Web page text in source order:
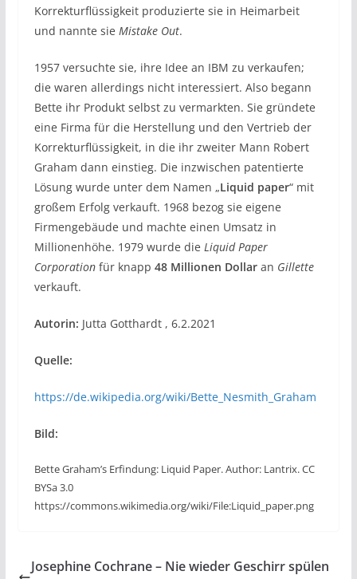
Korrekturflüssigkeit produzierte sie in Heimarbeit
und nannte sie Mistake Out.
1957 versuchte sie, ihre Idee an IBM zu verkaufen;
die waren allerdings nicht interessiert. Also begann
Bette ihr Produkt selbst zu vermarkten. Sie gründete
eine Firma für die Herstellung und den Vertrieb der
Korrekturflüssigkeit, in die ihr zweiter Mann Robert
Graham dann einstieg. Die inzwischen patentierte
Lösung wurde unter dem Namen „Liquid paper“ mit
großem Erfolg verkauft. 1968 bezog sie eigene
Firmengebäude und machte einen Umsatz in
Millionenhöhe. 1979 wurde die Liquid Paper
Corporationfür knapp 48 Millionen Dollaran Gillette
verkauft.
Autorin: Jutta Gotthardt , 6.2.2021
Quelle:
https://de.wikipedia.org/wiki/Bette_Nesmith_Graham
Bild:
Bette Graham’s Erfindung: Liquid Paper. Author: Lantrix. CC
BYSa 3.0
https://commons.wikimedia.org/wiki/File:Liquid_paper.png
Josephine Cochrane – Nie wieder Geschirr spülen